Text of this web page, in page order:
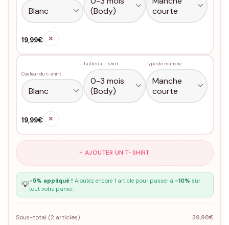
19,99€ ✕
Couleur du t-shirt
Taille du t-shirt Type de manche
19,99€ ✕
+ AJOUTER UN T-SHIRT
💡-5% appliqué ! Ajoutez encore 1 article pour passer à -10% sur
tout votre panier.
Sous-total (2articles)
39,98€